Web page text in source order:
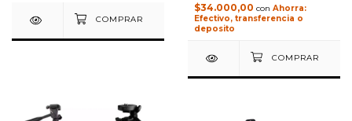
$34.000,00 con
Efectivo, transferencia o
deposito